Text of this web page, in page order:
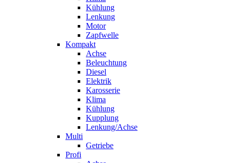
Kühlung
Lenkung
Motor
Zapfwelle
Kompakt
Achse
Beleuchtung
Diesel
Elektrik
Karosserie
Klima
Kühlung
Kupplung
Lenkung/Achse
Multi
Getriebe
Profi